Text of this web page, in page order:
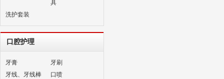
具
洗护套装
口腔护理
牙膏
牙刷
牙线、牙线棒
口喷